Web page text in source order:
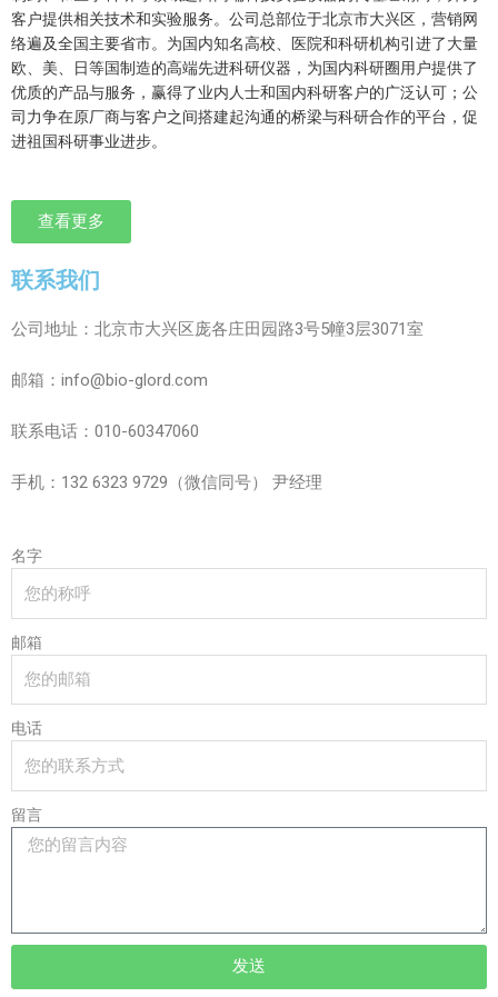
客户提供相关技术和实验服务。公司总部位于北京市大兴区，营销网
络遍及全国主要省市。为国内知名高校、医院和科研机构引进了大量
欧、美、日等国制造的高端先进科研仪器，为国内科研圈用户提供了
优质的产品与服务，赢得了业内人士和国内科研客户的广泛认可；公
司力争在原厂商与客户之间搭建起沟通的桥梁与科研合作的平台，促
进祖国科研事业进步。
查看更多
联系我们
公司地址： 北京市大兴区庞各庄田园路3号5幢3层3071 室
邮箱： info@bio-glord.com
联系电话：010-60347060
手机：132 6323 9729（微信同号） 尹经理
名字
邮箱
电话
留言
发送